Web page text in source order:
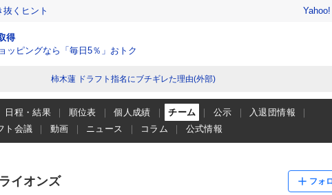
くヒント
得
ッピングなら「毎日5％」おトク
柿木蓮 ドラフト指名にブチギレた理由(外部)
日程・結果 順位表 個人成績 チーム 公示
入退団情報
ト会議 動画 ニュース コラム 公式情報
イオンズ フォ